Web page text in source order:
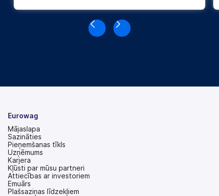
Eurowag
Mājaslapa
Sazināties
Pieņemšanas tīkls
Uzņēmums
Karjera
Kļūsti par mūsu partneri
Attiecības ar investoriem
(tiek
atvērts
Emuārs
Plašsaziņas līdzekļiem